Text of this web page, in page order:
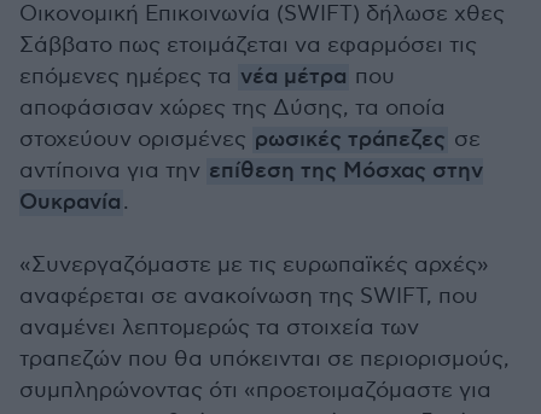
Οικονομική Επικοινωνία (SWIFT) δήλωσε χθες
Σάββατο πως ετοιμάζεται να εφαρμόσει τις
επόμενες ημέρες τα νέα μέτρα που
αποφάσισαν χώρες της Δύσης, τα οποία
στοχεύουν ορισμένες ρωσικές τράπεζες σε
αντίποινα για την επίθεση της Μόσχας στην
Ουκρανία.
«Συνεργαζόμαστε με τις ευρωπαϊκές αρχές»
αναφέρεται σε ανακοίνωση της SWIFT, που
αναμένει λεπτομερώς τα στοιχεία των
τραπεζών που θα υπόκεινται σε περιορισμούς,
συμπληρώνοντας ότι «προετοιμαζόμαστε για